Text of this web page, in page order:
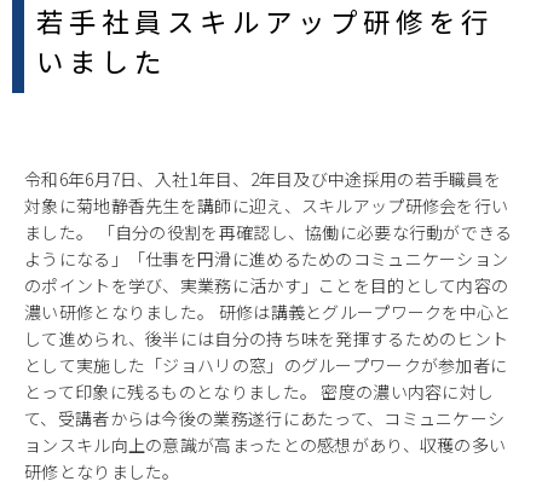
若手社員スキルアップ研修を行
いました
令和6年6月7日、入社1年目、2年目及び中途採用の若手職員を
対象に菊地静香先生を講師に迎え、スキルアップ研修会を行い
ました。 「自分の役割を再確認し、協働に必要な行動ができる
ようになる」「仕事を円滑に進めるためのコミュニケーション
のポイントを学び、実業務に活かす」ことを目的として内容の
濃い研修となりました。 研修は講義とグループワークを中心と
して進められ、後半には自分の持ち味を発揮するためのヒント
として実施した「ジョハリの窓」のグループワークが参加者に
とって印象に残るものとなりました。 密度の濃い内容に対し
て、受講者からは今後の業務遂行にあたって、コミュニケーシ
ョンスキル向上の意識が高まったとの感想があり、収穫の多い
研修となりました。